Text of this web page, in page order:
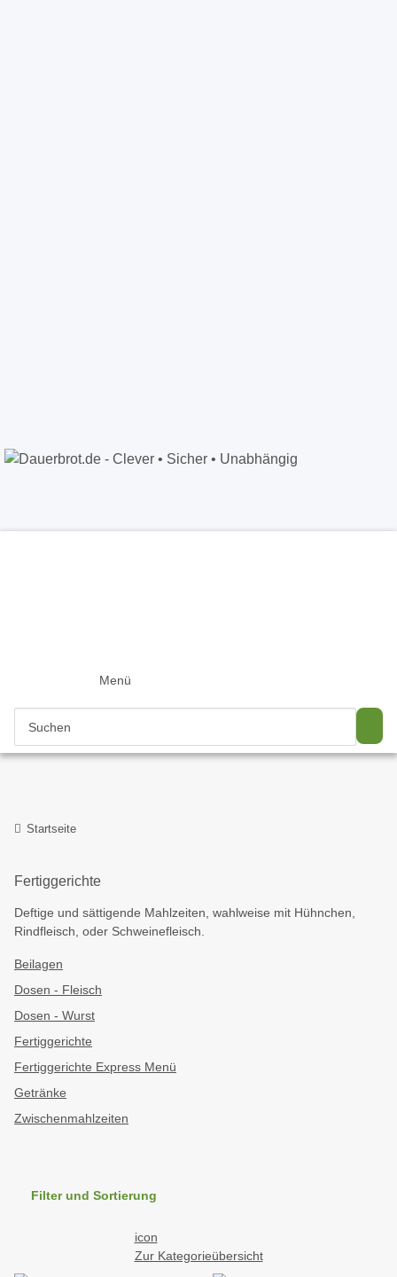
Menü
Startseite
Fertiggerichte
Deftige und sättigende Mahlzeiten, wahlweise mit Hühnchen,
Rindfleisch, oder Schweinefleisch.
Beilagen
Dosen - Fleisch
Dosen - Wurst
Fertiggerichte
Fertiggerichte Express Menü
Getränke
Zwischenmahlzeiten
Filter und Sortierung
icon
Zur Kategorieübersicht